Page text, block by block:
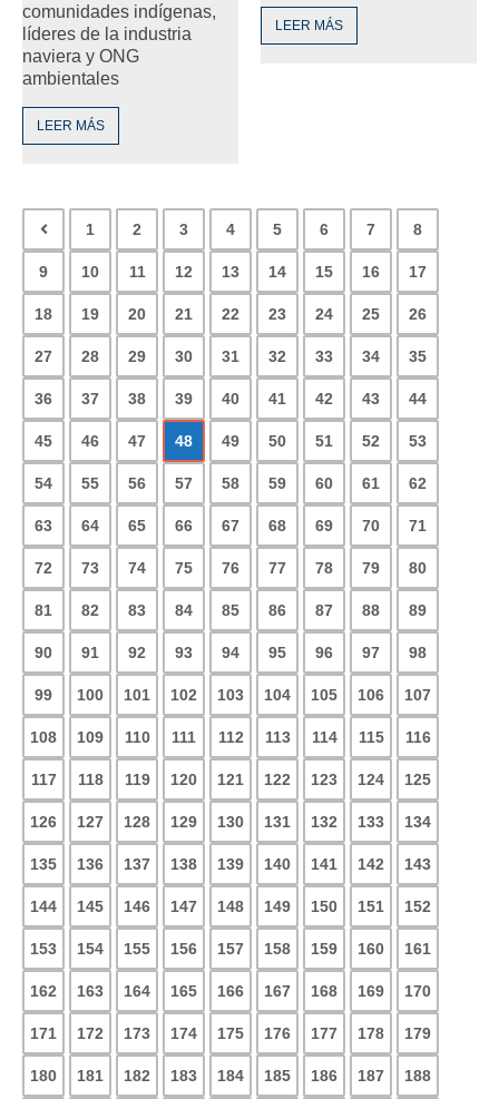
comunidades indígenas,
líderes de la industria
naviera y ONG
ambientales
LEER MÁS
LEER MÁS
1 2 3 4 5 6 7 8
9 10 11 12 13 14 15 16 17
18 19 20 21 22 23 24 25 26
27 28 29 30 31 32 33 34 35
36 37 38 39 40 41 42 43 44
45 46 47 48 49 50 51 52 53
54 55 56 57 58 59 60 61 62
63 64 65 66 67 68 69 70 71
72 73 74 75 76 77 78 79 80
81 82 83 84 85 86 87 88 89
90 91 92 93 94 95 96 97 98
99 100 101 102 103 104 105 106 107
108 109 110 111 112 113 114 115 116
117 118 119 120 121 122 123 124 125
126 127 128 129 130 131 132 133 134
135 136 137 138 139 140 141 142 143
144 145 146 147 148 149 150 151 152
153 154 155 156 157 158 159 160 161
162 163 164 165 166 167 168 169 170
171 172 173 174 175 176 177 178 179
180 181 182 183 184 185 186 187 188